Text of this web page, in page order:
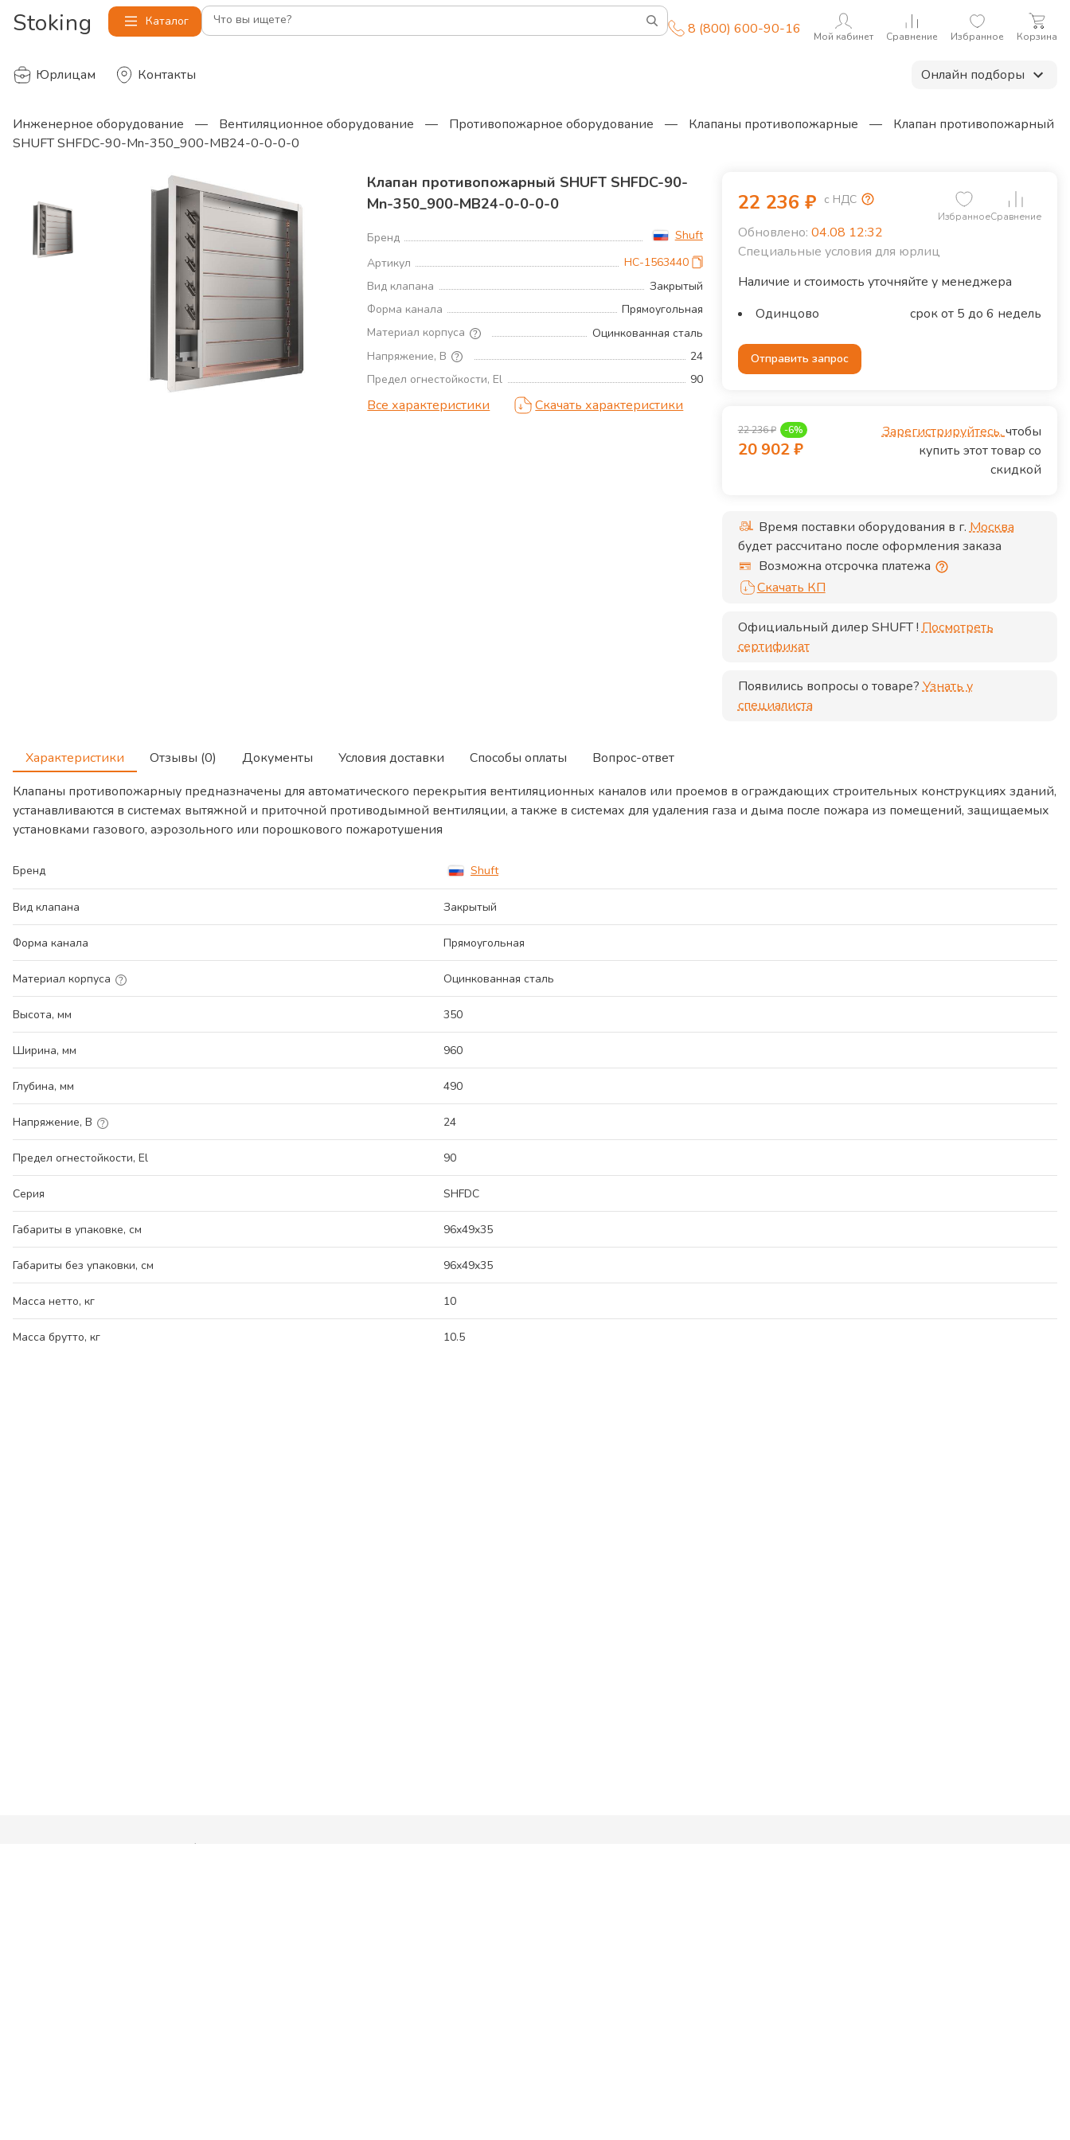
Stoking Каталог Что вы ищете? 8 (800) 600-90-16 Мой кабинет Сравнение Избранное Корзина
Юрлицам Контакты Онлайн подборы
Инженерное оборудование — Вентиляционное оборудование — Противопожарное оборудование — Клапаны противопожарные —
Клапан противопожарный
SHUFT SHFDC-90-Mn-350_900-MB24-0-0-0-0
Клапан противопожарный SHUFT SHFDC-90-
Mn-350_900-MB24-0-0-0-0
Бренд
Shuft
Артикул
НС-1563440
Вид клапана
Закрытый
Форма канала
Прямоугольная
Материал корпуса
Оцинкованная сталь
Напряжение, В
24
Предел огнестойкости, El
90
Все характеристики Скачать характеристики
22 236 ₽ с НДС
ИзбранноеСравнение
Обновлено: 04.08 12:32
Специальные условия для юрлиц
Наличие и стоимость уточняйте у менеджера
Одинцово
срок от 5 до 6 недель
Отправить запрос
22 236₽ -6%
20 902₽
Зарегистрируйтесь,чтобы
купить этот товар со
скидкой
Время поставки оборудования в г.Москва
будет рассчитано после оформления заказа
Возможна отсрочка платежа
Скачать КП
Официальный дилер SHUFT! Посмотреть
сертификат
Появились вопросы о товаре? Узнать у
специалиста
Характеристики Отзывы (0) Документы Условия доставки Способы оплаты
Вопрос-ответ
Клапаны противопожарныу предназначены для автоматического перекрытия вентиляционных каналов или проемов в ограждающих строительных конструкциях зданий,
устанавливаются в системах вытяжной и приточной противодымной вентиляции, а также в системах для удаления газа и дыма после пожара из помещений, защищаемых
установками газового, аэрозольного или порошкового пожаротушения
Бренд Shuft
Вид клапана Закрытый
Форма канала Прямоугольная
Материал корпуса Оцинкованная сталь
Высота, мм 350
Ширина, мм 960
Глубина, мм 490
Напряжение, В 24
Предел огнестойкости, El 90
Серия SHFDC
Габариты в упаковке, см 96x49x35
Габариты без упаковки, см 96x49x35
Масса нетто, кг 10
Масса брутто, кг 10.5
Компания